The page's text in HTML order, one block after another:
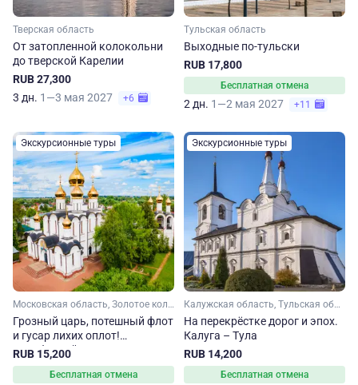
Тверская область
От затопленной колокольни
до тверской Карелии
RUB 27,300
3 дн. 1—3 мая 2027 +6
Тульская область
Выходные по-тульски
RUB 17,800
Бесплатная отмена
2 дн. 1—2 мая 2027 +11
Экскурсионные туры
Московская область, Золотое кольцо, Малое Золотое кольцо, Ярославская область, Владимирская область
Грозный царь, потешный флот
и гусар лихих оплот!
Автобусный тур по Золотому
кольцу
RUB 15,200
Бесплатная отмена
Экскурсионные туры
Калужская область, Тульская область
На перекрёстке дорог и эпох.
Калуга – Тула
RUB 14,200
Бесплатная отмена